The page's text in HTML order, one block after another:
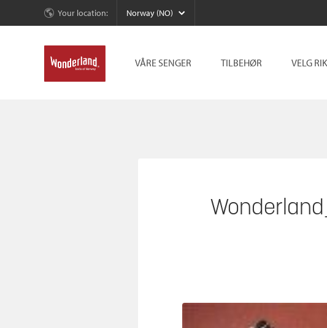
Your location: Norway (NO)
VÅRE SENGER TILBEHØR VELG